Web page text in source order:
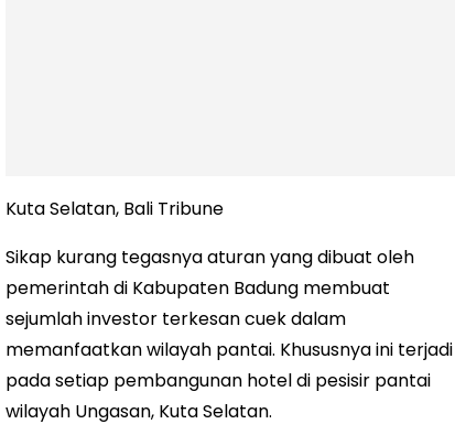
Kuta Selatan, Bali Tribune
Sikap kurang tegasnya aturan yang dibuat oleh
pemerintah di Kabupaten Badung membuat
sejumlah investor terkesan cuek dalam
memanfaatkan wilayah pantai. Khususnya ini terjadi
pada setiap pembangunan hotel di pesisir pantai
wilayah Ungasan, Kuta Selatan.